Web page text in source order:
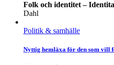
Folk och identitet –
Dahl
Politik & samhälle
Nyttig hemläxa för den som vill